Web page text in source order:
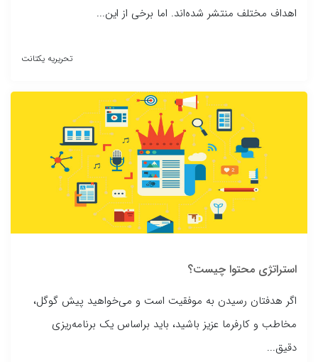
اهداف مختلف منتشر شده‌اند. اما برخی از این...
تحریریه یکتانت
استراتژی محتوا چیست؟
اگر هدفتان رسیدن به موفقیت است و می‌خواهید پیش گوگل،
مخاطب و کارفرما عزیز باشید، باید براساس یک برنامه‌ریزی
دقیق...